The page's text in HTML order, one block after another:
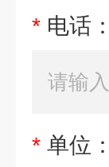
* 电话：
* 单位：